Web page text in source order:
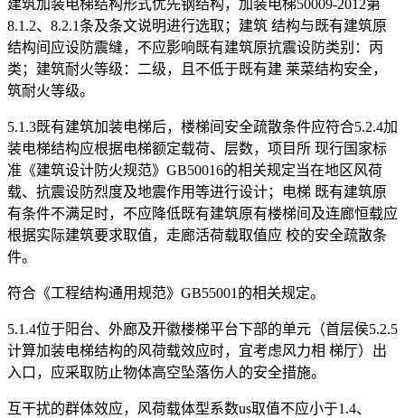
建筑加装电梯结构形式优先钢结构，加装电梯50009-2012第
8.1.2、8.2.1条及条文说明进行选取；建筑 结构与既有建筑原
结构间应设防震缝，不应影响既有建筑原抗震设防类别：丙
类；建筑耐火等级：二级，且不低于既有建 莱菜结构安全，
筑耐火等级。
5.1.3既有建筑加装电梯后，楼梯间安全疏散条件应符合5.2.4加
装电梯结构应根据电梯额定载荷、层数，项目所 现行国家标
准《建筑设计防火规范》GB50016的相关规定当在地区风荷
载、抗震设防烈度及地震作用等进行设计；电梯 既有建筑原
有条件不满足时，不应降低既有建筑原有楼梯间及连廊恒载应
根据实际建筑要求取值，走廊活荷载取值应 校的安全疏散条
件。
符合《工程结构通用规范》GB55001的相关规定。
5.1.4位于阳台、外廊及开徽楼梯平台下部的单元（首层侯5.2.5
计算加装电梯结构的风荷载效应时，宜考虑风力相 梯厅）出
入口，应采取防止物体高空坠落伤人的安全措施。
互干扰的群体效应，风荷载体型系数us取值不应小于1.4、